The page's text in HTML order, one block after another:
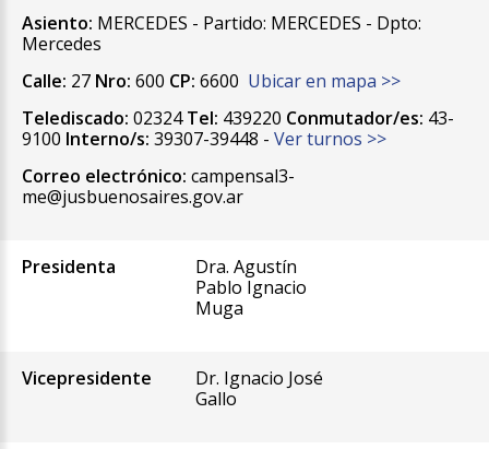
Asiento: MERCEDES - Partido: MERCEDES - Dpto:
Mercedes
Calle: 27 Nro: 600 CP: 6600 Ubicar en mapa >>
Telediscado: 02324Tel: 439220 Conmutador/es: 43-
9100 Interno/s: 39307-39448 - Ver turnos >>
Correo electrónico: campensal3-
me@jusbuenosaires.gov.ar
Presidenta
Dra. Agustín
Pablo Ignacio
Muga
Vicepresidente
Dr. Ignacio José
Gallo